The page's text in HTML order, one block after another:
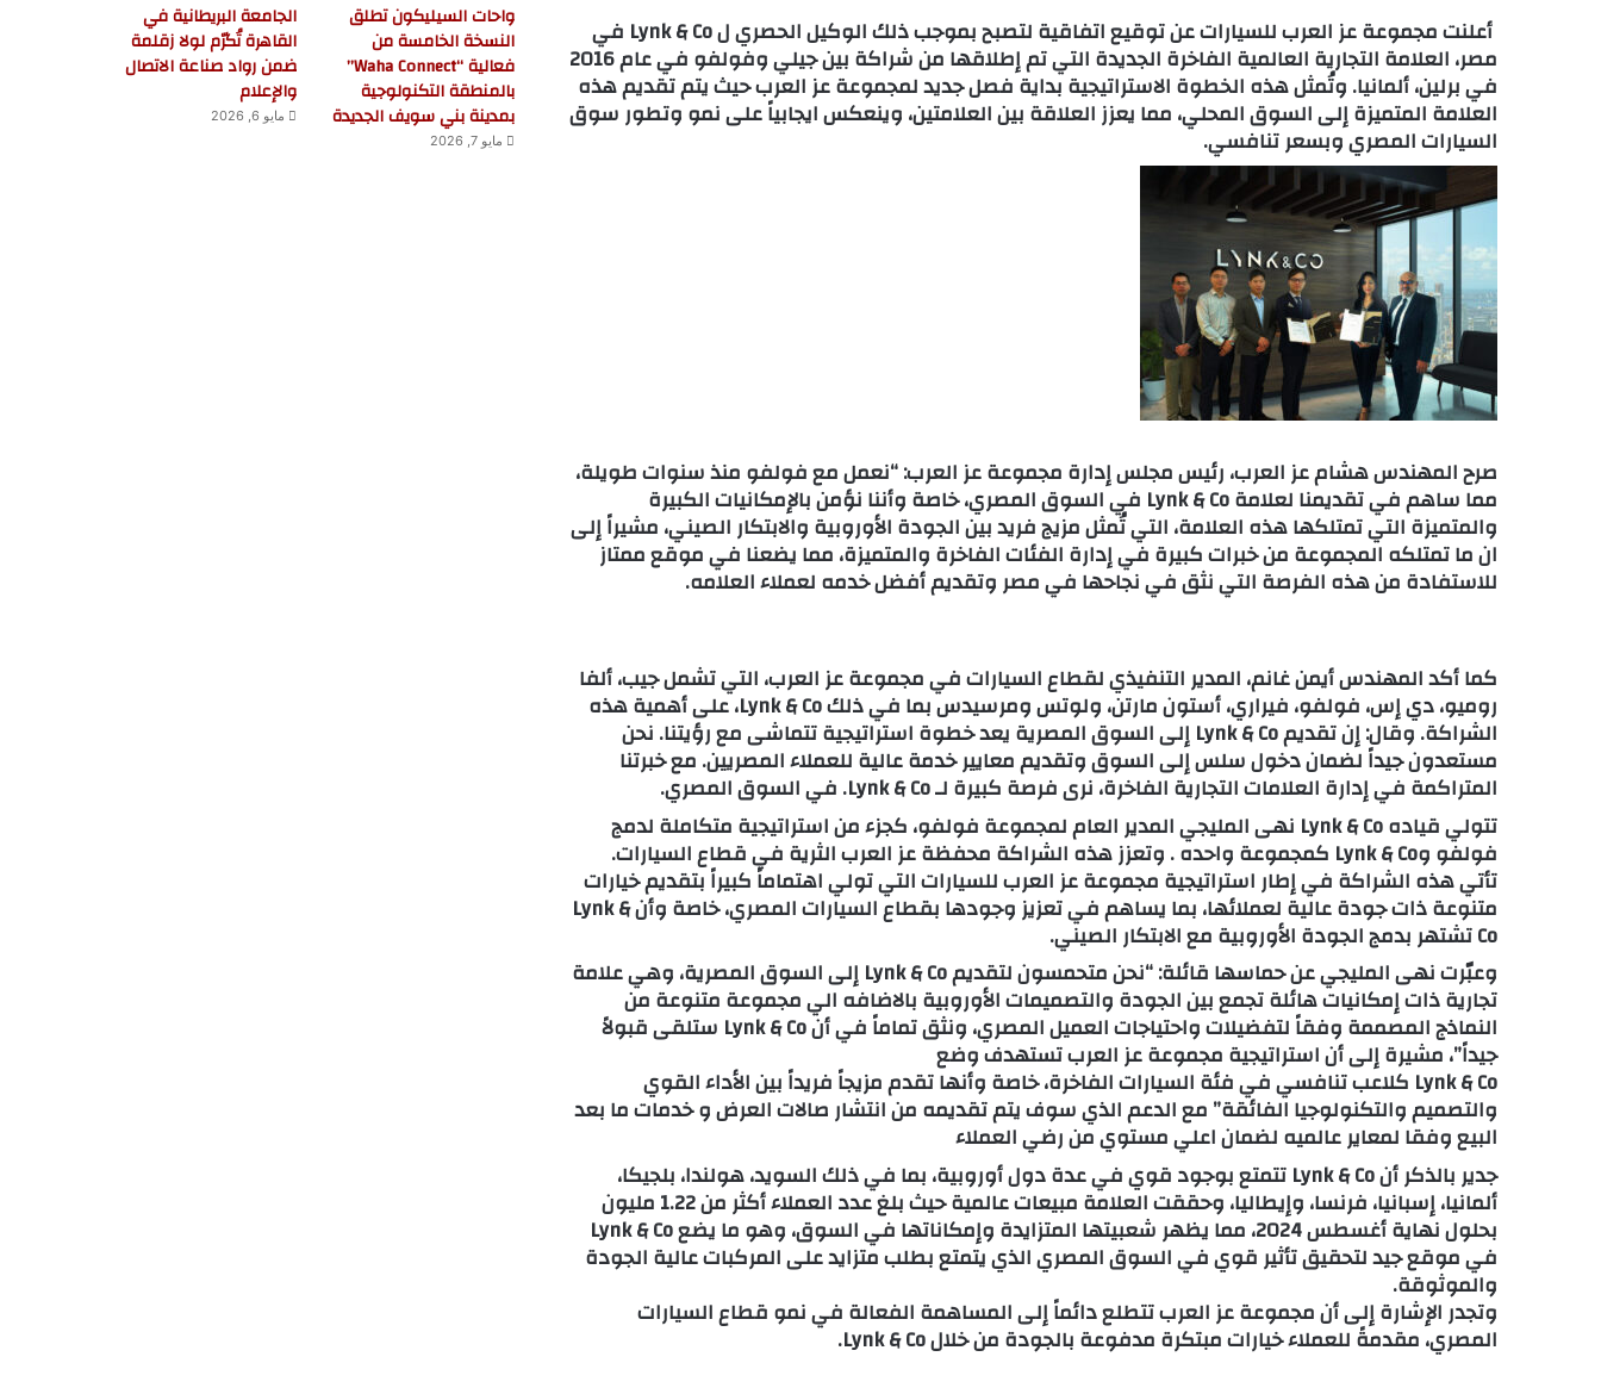
أعلنت مجموعة عز العرب للسيارات عن توقيع اتفاقية لتصبح بموجب ذلك الوكيل الحصري ل Lynk & Co في
مصر، العلامة التجارية العالمية الفاخرة الجديدة التي تم إطلاقها من شراكة بين جيلي وفولفو في عام 2016
في برلين، ألمانيا. وتُمثل هذه الخطوة الاستراتيجية بداية فصل جديد لمجموعة عز العرب حيث يتم تقديم هذه
العلامة المتميزة إلى السوق المحلي، مما يعزز العلاقة بين العلامتين، وينعكس ايجابياً على نمو وتطور سوق
السيارات المصري وبسعر تنافسي.
صرح المهندس هشام عز العرب، رئيس مجلس إدارة مجموعة عز العرب: “نعمل مع فولفو منذ سنوات طويلة،
مما ساهم في تقديمنا لعلامة Lynk & Co في السوق المصري، خاصة وأننا نؤمن بالإمكانيات الكبيرة
والمتميزة التي تمتلكها هذه العلامة، التي تُمثل مزيج فريد بين الجودة الأوروبية والابتكار الصيني، مشيراً إلى
ان ما تمتلكه المجموعة من خبرات كبيرة في إدارة الفئات الفاخرة والمتميزة، مما يضعنا في موقع ممتاز
للاستفادة من هذه الفرصة التي نثق في نجاحها في مصر وتقديم أفضل خدمه لعملاء العلامه.
كما أكد المهندس أيمن غانم، المدير التنفيذي لقطاع السيارات في مجموعة عز العرب، التي تشمل جيب، ألفا
روميو، دي إس، فولفو، فيراري، أستون مارتن، ولوتس ومرسيدس بما في ذلك Lynk & Co، على أهمية هذه
الشراكة. وقال: إن تقديم Lynk & Co إلى السوق المصرية يعد خطوة استراتيجية تتماشى مع رؤيتنا. نحن
مستعدون جيداً لضمان دخول سلس إلى السوق وتقديم معايير خدمة عالية للعملاء المصريين. مع خبرتنا
المتراكمة في إدارة العلامات التجارية الفاخرة، نرى فرصة كبيرة لـ Lynk & Co. في السوق المصري.
تتولي قياده Lynk & Co نهى المليجي المدير العام لمجموعة فولفو، كجزء من استراتيجية متكاملة لدمج
فولفو وLynk & Co كمجموعة واحده . وتعزز هذه الشراكة محفظة عز العرب الثرية في قطاع السيارات.
تأتي هذه الشراكة في إطار استراتيجية مجموعة عز العرب للسيارات التي تولي اهتماماً كبيراً بتقديم خيارات
متنوعة ذات جودة عالية لعملائها، بما يساهم في تعزيز وجودها بقطاع السيارات المصري، خاصة وأن Lynk &
Co تشتهر بدمج الجودة الأوروبية مع الابتكار الصيني.
وعبّرت نهى المليجي عن حماسها قائلة: “نحن متحمسون لتقديم Lynk & Co إلى السوق المصرية، وهي علامة
تجارية ذات إمكانيات هائلة تجمع بين الجودة والتصميمات الأوروبية بالاضافه الي مجموعة متنوعة من
النماذج المصممة وفقاً لتفضيلات واحتياجات العميل المصري، ونثق تماماً في أن Lynk & Co ستلقى قبولاً
جيداً”، مشيرة إلى أن استراتيجية مجموعة عز العرب تستهدف وضع
Lynk & Co كلاعب تنافسي في فئة السيارات الفاخرة، خاصة وأنها تقدم مزيجاً فريداً بين الأداء القوي
والتصميم والتكنولوجيا الفائقة” مع الدعم الذي سوف يتم تقديمه من انتشار صالات العرض و خدمات ما بعد
البيع وفقا لمعاير عالميه لضمان اعلي مستوي من رضي العملاء
جدير بالذكر أن Lynk & Co تتمتع بوجود قوي في عدة دول أوروبية، بما في ذلك السويد، هولندا، بلجيكا،
ألمانيا، إسبانيا، فرنسا، وإيطاليا، وحققت العلامة مبيعات عالمية حيث بلغ عدد العملاء أكثر من 1.22 مليون
بحلول نهاية أغسطس 2024، مما يظهر شعبيتها المتزايدة وإمكاناتها في السوق، وهو ما يضع Lynk & Co
في موقع جيد لتحقيق تأثير قوي في السوق المصري الذي يتمتع بطلب متزايد على المركبات عالية الجودة
والموثوقة.
وتجدر الإشارة إلى أن مجموعة عز العرب تتطلع دائماً إلى المساهمة الفعالة في نمو قطاع السيارات
المصري، مقدمةً للعملاء خيارات مبتكرة مدفوعة بالجودة من خلال Lynk & Co.
واحات السيليكون تطلق
النسخة الخامسة من
فعالية “Waha Connect”
بالمنطقة التكنولوجية
بمدينة بني سويف الجديدة
مايو 7, 2026
الجامعة البريطانية في
القاهرة تُكرّم لولا زقلمة
ضمن رواد صناعة الاتصال
والإعلام
مايو 6, 2026